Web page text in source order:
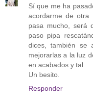
Sí que me ha
acordarme de otra
pasa mucho, será
paso pipa
dices, también se
mejorarlas a la luz
en acabados y tal.
Un besito.
Responder